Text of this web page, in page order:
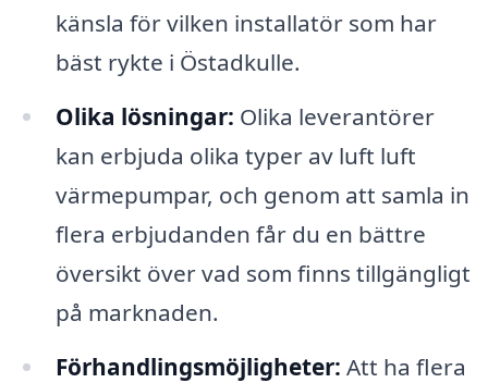
känsla för vilken installatör som har
bäst rykte i Östadkulle.
Olika lösningar: Olika leverantörer
kan erbjuda olika typer av luft luft
värmepumpar, och genom att samla in
flera erbjudanden får du en bättre
översikt över vad som finns tillgängligt
på marknaden.
Förhandlingsmöjligheter: Att ha flera